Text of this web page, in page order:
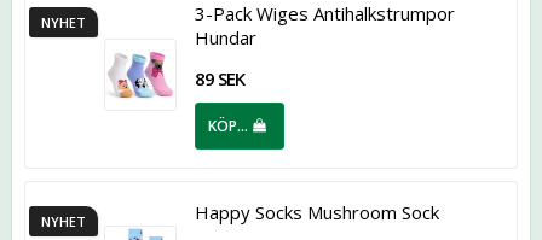
NYHET
3-Pack Wiges Antihalkstrumpor
Hundar
89 SEK
KÖP…
NYHET
Happy Socks Mushroom Sock